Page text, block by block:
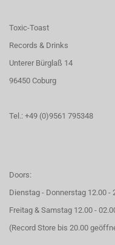
Toxic-Toast
Records & Drinks
Unterer Bürglaß 14
96450 Coburg
Tel.: +49 (0)9561 795348
Doors:
Dienstag - Donnerstag 12.00 -
Freitag & Samstag 12.00 -
(Record Store bis 20.00